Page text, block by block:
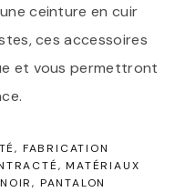
ceinture en cuir
ces accessoires
et vous permettront
FABRICATION
MATÉRIAUX
PANTALON